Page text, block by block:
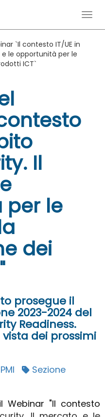
`Il contesto IT/UE in
le opportunità per le
ICT`
Il
per le
dei
prosegue il
2023-2024 del
Readiness.
dei prossimi
PMI
Sezione
"Il contesto